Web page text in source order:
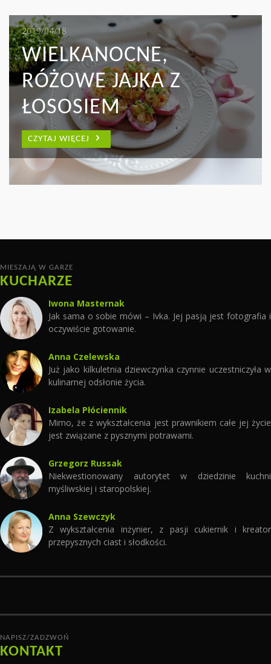
2019/05/16
MIĘSO I KAPUSTA:
WYŚMIENITY DUET, Z
KTÓREGO MOŻNA
WYCZAROWAĆ WIELE
PYSZNYCH DAŃ
2019/04/18
WIELKANOCNE,
RÓŻOWE JAJKA Z
ŁOSOSIEM
CZYTAJ WIĘCEJ
2019/04/17
MAKARON TAGLIATELLE
Z ZIELONYMI
SZPARAGAMI I SZYNKĄ
PARMEŃSKĄ
CZYTAJ WIĘCEJ
MIESZAJĄ W GARZE
KUCHARZE
Iwona Masternak
Jak sama o sobie mówi – Ivka. Jej pasją jest fotografia i
oczywiście gotowanie.
Anna Czelewska
Już jako kilkuletnia dziewczynka czynnie uczestniczyła w
kulinarnej odsłonie życia.
Izabela Płóciennik
Mimo, że z wykształcenia jest prawnikiem całe jej życie
jest związane z pysznymi potrawami.
Grzegorz Russak
Niekwestionowany autorytet w dziedzinie kuchni
myśliwskiej i staropolskiej.
Anna Szewczyk
Z wykształcenia inżynier, z pasji cukiernik i kreator
przepysznych ciast i słodkości.
NAPISZ/ZADZWOŃ
KONTAKT